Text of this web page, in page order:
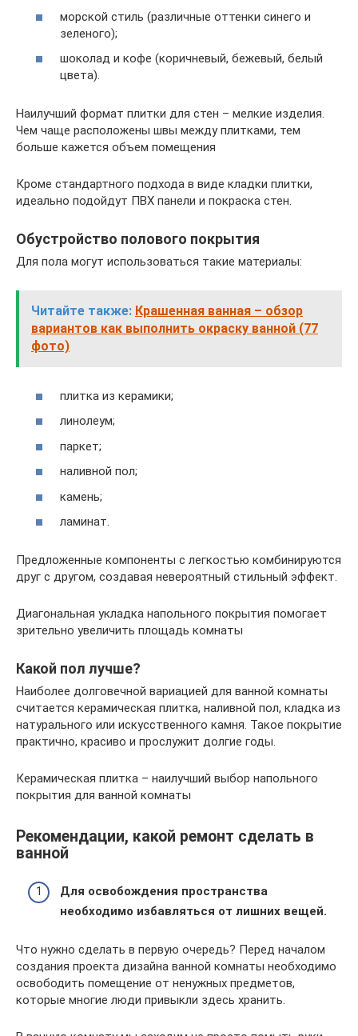
морской стиль (различные оттенки синего и
зеленого);
шоколад и кофе (коричневый, бежевый, белый
цвета).
Наилучший формат плитки для стен – мелкие изделия.
Чем чаще расположены швы между плитками, тем
больше кажется объем помещения
Кроме стандартного подхода в виде кладки плитки,
идеально подойдут ПВХ панели и покраска стен.
Обустройство полового покрытия
Для пола могут использоваться такие материалы:
Читайте также: Крашенная ванная – обзор
вариантов как выполнить окраску ванной (77
фото)
плитка из керамики;
линолеум;
паркет;
наливной пол;
камень;
ламинат.
Предложенные компоненты с легкостью комбинируются
друг с другом, создавая невероятный стильный эффект.
Диагональная укладка напольного покрытия помогает
зрительно увеличить площадь комнаты
Какой пол лучше?
Наиболее долговечной вариацией для ванной комнаты
считается керамическая плитка, наливной пол, кладка из
натурального или искусственного камня. Такое покрытие
практично, красиво и прослужит долгие годы.
Керамическая плитка – наилучший выбор напольного
покрытия для ванной комнаты
Рекомендации, какой ремонт сделать в
ванной
Для освобождения пространства
необходимо избавляться от лишних вещей.
Что нужно сделать в первую очередь? Перед началом
создания проекта дизайна ванной комнаты необходимо
освободить помещение от ненужных предметов,
которые многие люди привыкли здесь хранить.